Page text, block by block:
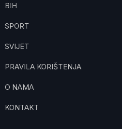
BIH
SPORT
SVIJET
PRAVILA KORIŠTENJA
O NAMA
KONTAKT